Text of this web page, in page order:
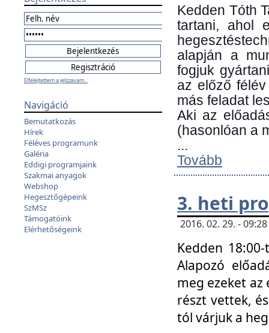
Elfelejtettem a jelszavam...
Navigáció
Bemutatkozás
Hírek
Féléves programunk
Galéria
Eddigi programjaink
Szakmai anyagok
Webshop
Hegesztőgépeink
SzMSz
Támogatóink
Elérhetőségeink
Kedden Tóth
tartani, ahol
alapján a
fogjuk
az előző
más feladat
Aki az
(hasonlóan a
...
Tovább
3. heti
2016. 02. 29. -
Kedden
Alapozó
meg ezeket
részt vettek,
tól várjuk a